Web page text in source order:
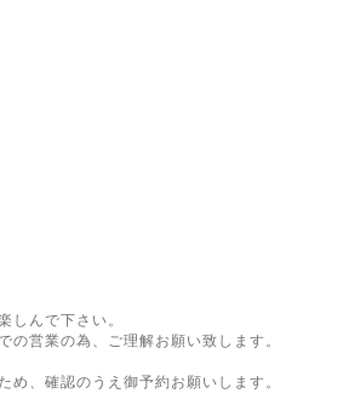
しんで下さい。
営業の為、ご理解お願い致します。
め、確認のうえ御予約お願いします。